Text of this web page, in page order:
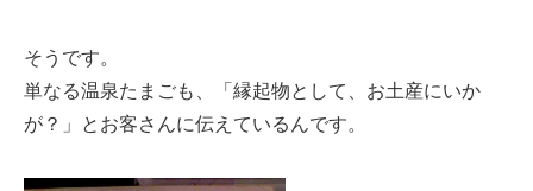
そうです。
単なる温泉たまごも、「縁起物として、お土産にいか
が？」とお客さんに伝えているんです。